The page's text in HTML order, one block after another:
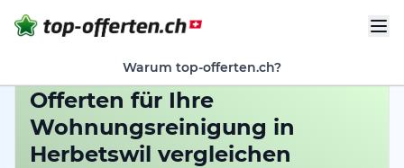
Warum top-offerten.ch?
Offerten für Ihre
Wohnungsreinigung in
Herbetswil vergleichen